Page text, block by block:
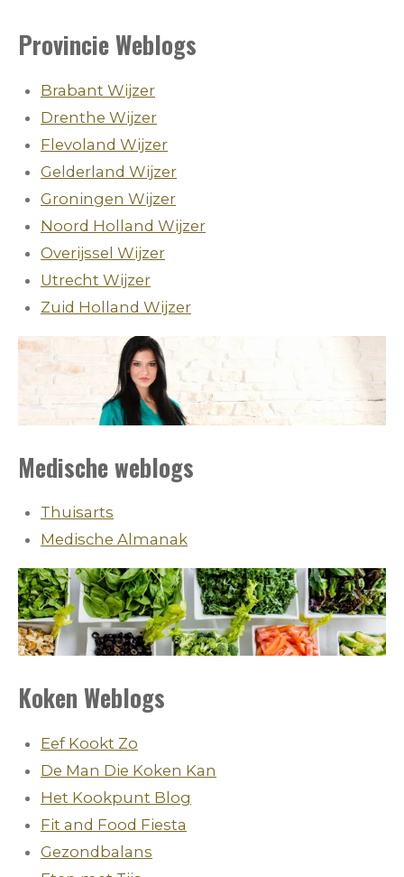
Provincie Weblogs
Brabant Wijzer
Drenthe Wijzer
Flevoland Wijzer
Gelderland Wijzer
Groningen Wijzer
Noord Holland Wijzer
Overijssel Wijzer
Utrecht Wijzer
Zuid Holland Wijzer
Medische weblogs
Thuisarts
Medische Almanak
Koken Weblogs
Eef Kookt Zo
De Man Die Koken Kan
Het Kookpunt Blog
Fit and Food Fiesta
Gezondbalans